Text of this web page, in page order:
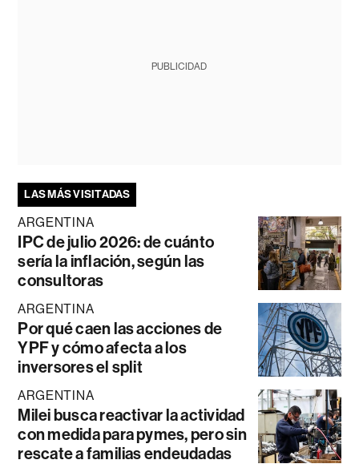
PUBLICIDAD
LAS MÁS VISITADAS
ARGENTINA
IPC de julio 2026: de cuánto
sería la inflación, según las
consultoras
ARGENTINA
Por qué caen las acciones de
YPF y cómo afecta a los
inversores el split
ARGENTINA
Milei busca reactivar la actividad
con medida para pymes, pero sin
rescate a familias endeudadas